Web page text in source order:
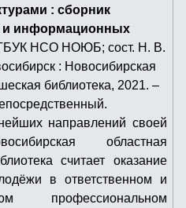
: сборник
и информационных
НСО НОЮБ; сост. Н. В.
: Новосибирская
библиотека, 2021. –
направлений своей
областная
считает оказание
в ответственном и
профессиональном